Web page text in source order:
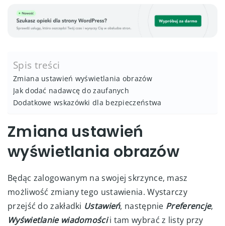
Spis treści
Zmiana ustawień wyświetlania obrazów
Jak dodać nadawcę do zaufanych
Dodatkowe wskazówki dla bezpieczeństwa
Zmiana ustawień
wyświetlania obrazów
Będąc zalogowanym na swojej skrzynce, masz
możliwość zmiany tego ustawienia. Wystarczy
przejść do zakładki Ustawień, następnie Preferencje,
Wyświetlanie wiadomościi tam wybrać z listy przy